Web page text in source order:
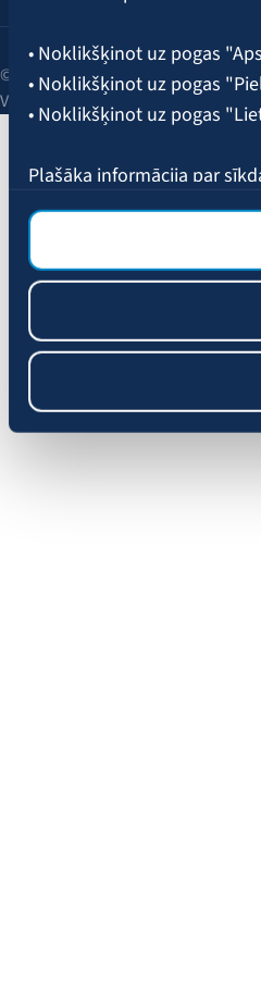
• Noklikšķinot uz pogas
• Noklikšķinot uz pogas
• Noklikšķinot uz pogas
Plašāka informācija par
© 2026 AAS BALTA | Skanstes iela
Vienotais reģ. Nr. 40003049409.